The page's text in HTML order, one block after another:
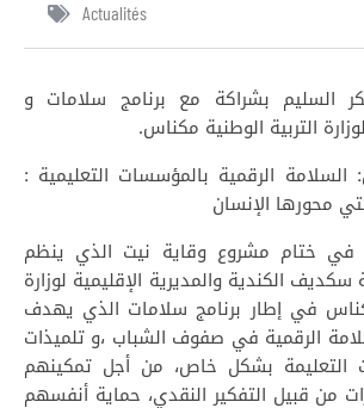
Actualités
السليم بشراكة مع برنامج سلامات و
التربية الوطنية مكناس.
السلامة الرقمية بالمؤسسات التعليمية :
محورها الإنسان
في ختام مشروع وقاية نيت الذي ينظم
الكندية والمديرية الإقليمية لوزارة
في إطار برنامج سلامات الذي يهدف
الرقمية في صفوف الشباب ،و تلميذات
التعليمة بشكل خاص، من أجل تمكينهم
من قبيل التفكير النقدي، حماية أنفسهم